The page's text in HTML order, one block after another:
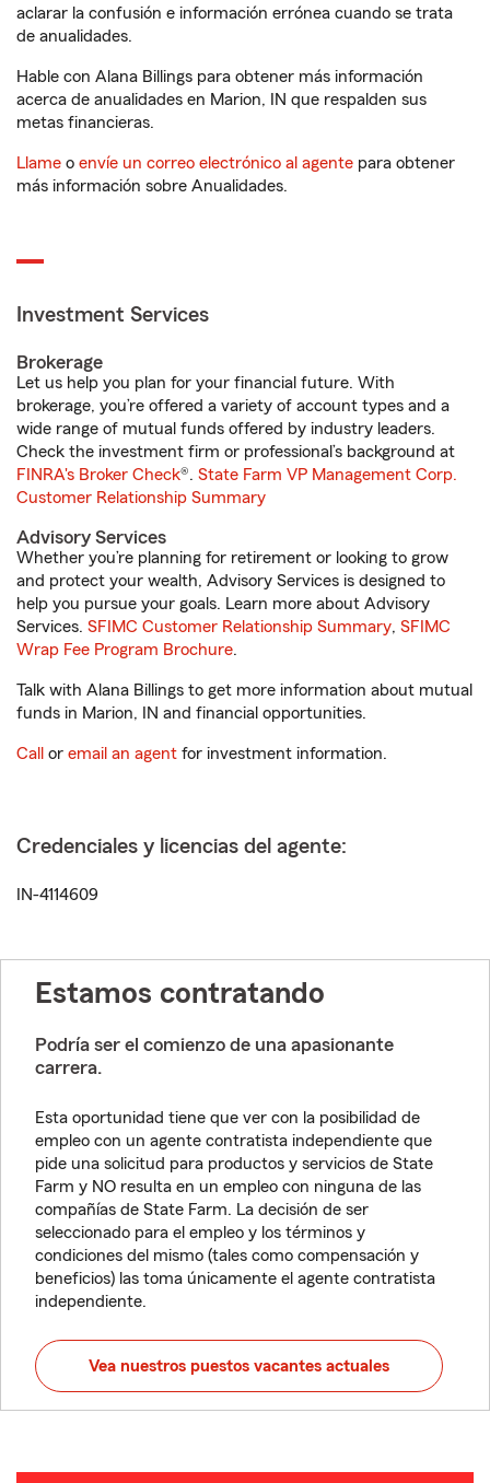
aclarar la confusión e información errónea cuando se trata
de anualidades.
Hable con Alana Billings para obtener más información
acerca de anualidades en Marion, IN que respalden sus
metas financieras.
Llame o envíe un correo electrónico al agente para obtener
más información sobre Anualidades.
Investment Services
Brokerage
Let us help you plan for your financial future. With
brokerage, you’re offered a variety of account types and a
wide range of mutual funds offered by industry leaders.
Check the investment firm or professional’s background at
FINRA's Broker Check®. State Farm VP Management Corp.
Customer Relationship Summary
Advisory Services
Whether you’re planning for retirement or looking to grow
and protect your wealth, Advisory Services is designed to
help you pursue your goals. Learn more about Advisory
Services. SFIMC Customer Relationship Summary, SFIMC
Wrap Fee Program Brochure.
Talk with Alana Billings to get more information about mutual
funds in Marion, IN and financial opportunities.
Call or email an agent for investment information.
Credenciales y licencias del agente:
IN-4114609
Estamos contratando
Podría ser el comienzo de una apasionante
carrera.
Esta oportunidad tiene que ver con la posibilidad de
empleo con un agente contratista independiente que
pide una solicitud para productos y servicios de State
Farm y NO resulta en un empleo con ninguna de las
compañías de State Farm. La decisión de ser
seleccionado para el empleo y los términos y
condiciones del mismo (tales como compensación y
beneficios) las toma únicamente el agente contratista
independiente.
Vea nuestros puestos vacantes actuales